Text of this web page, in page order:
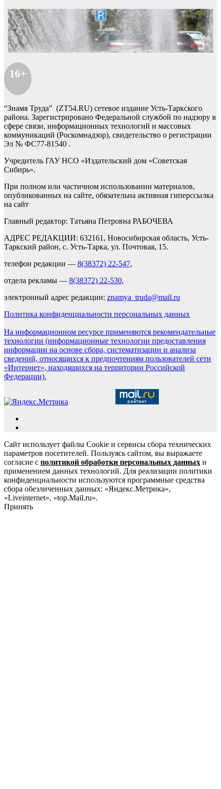
16+
“Знамя Труда” (ZT54.RU) сетевое издание Усть-Таркского
района. Зарегистрировано Федеральной службой по надзору в
сфере связи, информационных технологий и массовых
коммуникаций (Роскомнадзор), свидетельство о регистрации
Эл № ФС77-81540 .
Учредитель ГАУ НСО «Издательский дом «Советская
Сибирь».
При полном или частичном использовании материалов,
опубликованных на сайте, обязательна активная гиперссылка
на сайт
Главный редактор: Татьяна Петровна РАБОЧЕВА
АДРЕС РЕДАКЦИИ: 632161, Новосибирская область, Усть-
Таркский район, с. Усть-Тарка, ул. Почтовая, 15.
телефон редакции — 8(38372) 22-547,
отдела рекламы — 8(38372) 22-530,
электронный адрес редакции: znamya_truda@mail.ru
Политика конфиденциальности персональных данных
На информационном ресурсе применяются рекомендательные
технологии (информационные технологии предоставления
информации на основе сбора, систематизации и анализа
сведений, относящихся к предпочтениям пользователей сети
«Интернет», находящихся на территории Российской
Федерации).
Сайт использует файлы Cookie и сервисы сбора технических
параметров посетителей. Пользуясь сайтом, вы выражаете
согласие с политикой обработки персональных данных и
применением данных технологий. Для реализации политики
конфиденциальности используются программные средства
сбора обезличенных данных: «Яндекс.Метрика»,
«Liveinternet», «top.Mail.ru».
Принять